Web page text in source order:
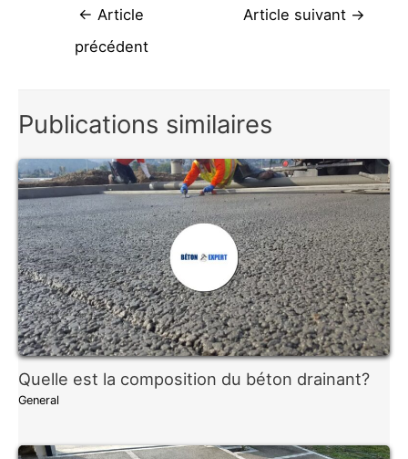
Navigation
← Article
précédent
Article suivant →
Publications similaires
Quelle est la composition du béton drainant?
General